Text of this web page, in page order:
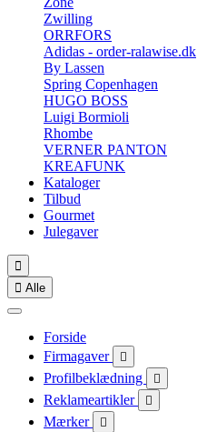
Zwilling
ORRFORS
Adidas - order-ralawise.dk
By Lassen
Spring Copenhagen
HUGO BOSS
Luigi Bormioli
Rhombe
VERNER PANTON
KREAFUNK
Kataloger
Tilbud
Gourmet
Julegaver

 Alle
Forside
Firmagaver

Profilbeklædning 
Reklameartikler 
Mærker 